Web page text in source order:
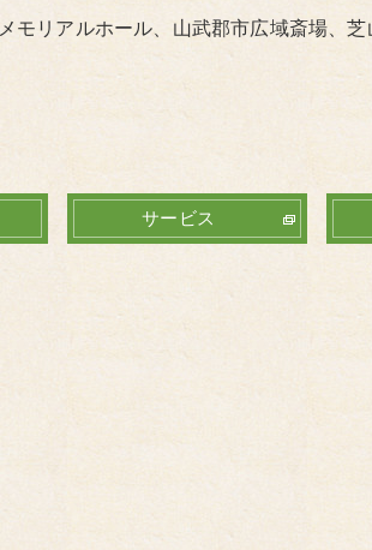
モリアルホール、山武郡市広域斎場、
サービス